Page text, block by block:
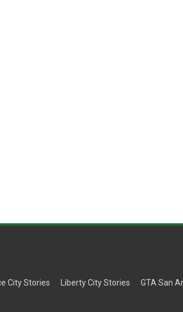
City Stories Liberty City Stories GTA San